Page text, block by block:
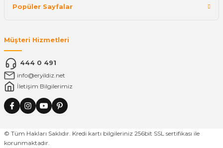
Popüler Sayfalar
Müşteri Hizmetleri
444 0 491
info@eryildiz.net
İletişim Bilgilerimiz
© Tüm Hakları Saklıdır. Kredi kartı bilgileriniz 256bit SSL sertifikası ile
korunmaktadır.